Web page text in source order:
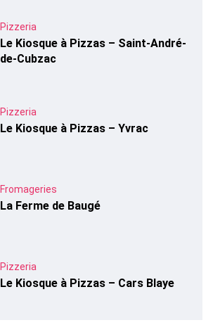
Pizzeria
Le Kiosque à Pizzas – Saint-André-
de-Cubzac
Pizzeria
Le Kiosque à Pizzas – Yvrac
Fromageries
La Ferme de Baugé
Pizzeria
Le Kiosque à Pizzas – Cars Blaye